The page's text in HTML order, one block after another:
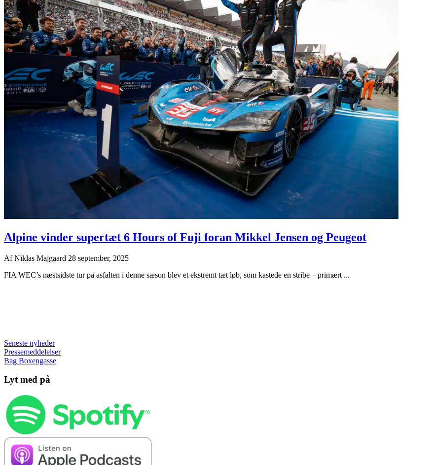
Alpine vinder supertæt 6 Hours of Fuji foran Mikkel Jensen og Peugeot
AfNiklas Majgaard 28 september, 2025
FIA WEC’s næstsidste tur på asfalten i denne sæson blev et ekstremt tæt løb, som kastede en stribe – primært ...
Seneste nyheder
Pressemeddelelser
Bag Boxengasse
Lyt med på